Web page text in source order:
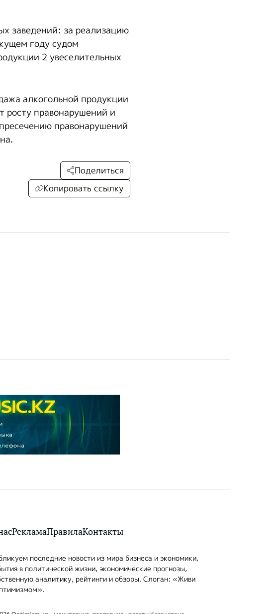
заведений: за реализацию
году судом
2 увеселительных
алкогольной продукции
росту правонарушений и
правонарушений
Поделиться
Копировать ссылку
РекламаПравилаКонтакты
последние новости из мира бизнеса и экономики,
в политической жизни, экономические прогнозы,
аналитику, рейтинги и обзоры. Слоган: «Живи